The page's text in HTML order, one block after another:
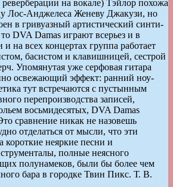
на вокале) Тэйлор похожа
Лос-Анджелеса Женеву Джакузи, но
в гривуазный артистический синти-
DVA Damas играют всерьез и в
на всех концертах группа работает
басистом и клавишницей, сестрой
Упомянутая уже серфовая гитара
освежающий эффект: ранний ноу-
тут встречаются с пустынным
перепроизводства записей,
восьмидесятых, DVA Damas
сравнение никак не назовешь
отделаться от мысли, что эти
короткие неяркие песни и
полные неясного
полунамеков, были бы более чем
бара в городке Твин Пикс. Т. В.